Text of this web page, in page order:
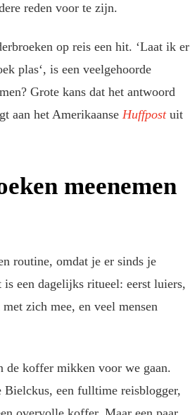
reden voor te zijn.
op reis een hit. ‘Laat ik er
plas‘, is een veelgehoorde
Grote kans dat het antwoord
aan het Amerikaanse Huffpostuit
meenemen
routine, omdat je er sinds je
een dagelijks ritueel: eerst luiers,
zich mee, en veel mensen
de koffer mikken voor we gaan.
Bielckus, een fulltime reisblogger,